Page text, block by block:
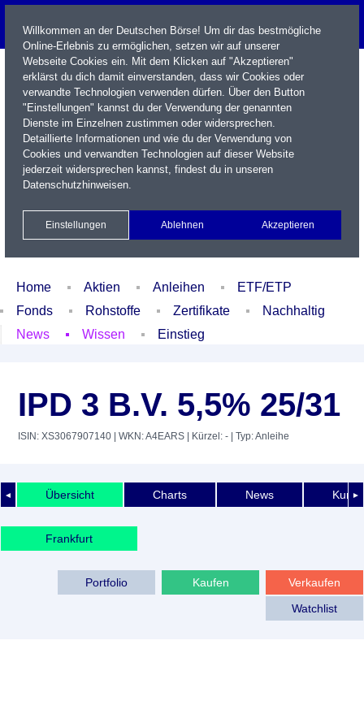
Name / WKN / ISIN / Kürzel
Xetra Realtime
Watchlist Portfolio Login
Home Aktien Anleihen
ETF/ETP
Fonds
Rohstoffe Zertifikate
Nachhaltig
News
Wissen Einstieg
IPD 3 B.V. 5,5% 25/31
ISIN: XS3067907140 | WKN: A4EARS | Kürzel: - | Typ: Anleihe
◄ ►
Übersicht Charts News
Frankfurt
Verkaufen
Kaufen
Portfolio
Watchlist
Willkommen an der Deutschen Börse! Um dir das bestmögliche
Online-Erlebnis zu ermöglichen, setzen wir auf unserer
Webseite Cookies ein. Mit dem Klicken auf "Akzeptieren"
erklärst du dich damit einverstanden, dass wir Cookies oder
verwandte Technologien verwenden dürfen. Über den Button
"Einstellungen" kannst du der Verwendung der genannten
Dienste im Einzelnen zustimmen oder widersprechen.
Detaillierte Informationen und wie du der Verwendung von
Cookies und verwandten Technologien auf dieser Website
jederzeit widersprechen kannst, findest du in unseren
Datenschutzhinweisen.
Einstellungen Ablehnen Akzeptieren